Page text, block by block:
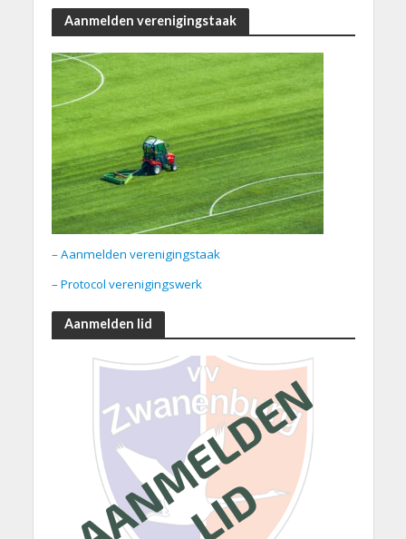
Aanmelden verenigingstaak
– Aanmelden verenigingstaak
– Protocol verenigingswerk
Aanmelden lid